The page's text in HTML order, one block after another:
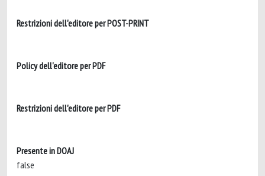
Restrizioni dell'editore per POST-PRINT
Policy dell'editore per PDF
Restrizioni dell'editore per PDF
Presente in DOAJ